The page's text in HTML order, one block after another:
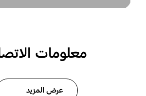
معلومات
عرض المزيد